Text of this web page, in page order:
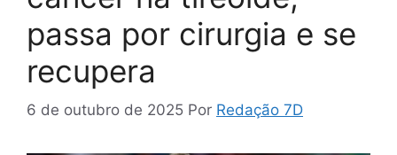
passa por cirurgia e se
recupera
6 de outubro de 2025 Por Redação 7D